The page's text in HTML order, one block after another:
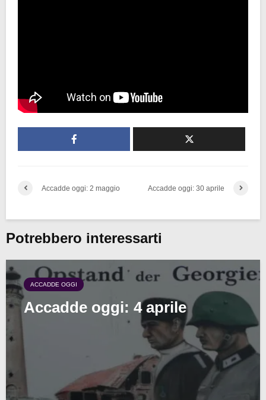
Accadde oggi: 2 maggio Accadde oggi: 30 aprile
Potrebbero interessarti
ACCADDE OGGI
Accadde oggi: 4 aprile